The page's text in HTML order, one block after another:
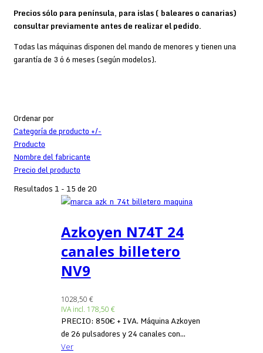
Precios sólo para península, para islas ( baleares o canarias)
consultar previamente antes de realizar el pedido.
Todas las máquinas disponen del mando de menores y tienen una
garantía de 3 ó 6 meses (según modelos).
Ordenar por
Categoría de producto +/-
Producto
Nombre del fabricante
Precio del producto
Resultados 1 - 15 de 20
Azkoyen N74T 24
canales billetero
NV9
1028,50 €
IVA incl. 178,50 €
PRECIO: 850€ + IVA. Máquina Azkoyen
de 26 pulsadores y 24 canales con...
Ver